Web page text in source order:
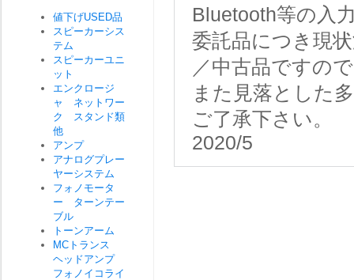
Bluetooth等の入
委託品につき現
／中古品ですの
また見落とした
ご了承下さい。
2020/5
値下げUSED品
スピーカーシス
テム
スピーカーユニ
ット
エンクロージ
ャ ネットワー
ク スタンド類
他
アンプ
アナログプレー
ヤーシステム
フォノモータ
ー ターンテー
ブル
トーンアーム
MCトランス
ヘッドアンプ
フォノイコライ